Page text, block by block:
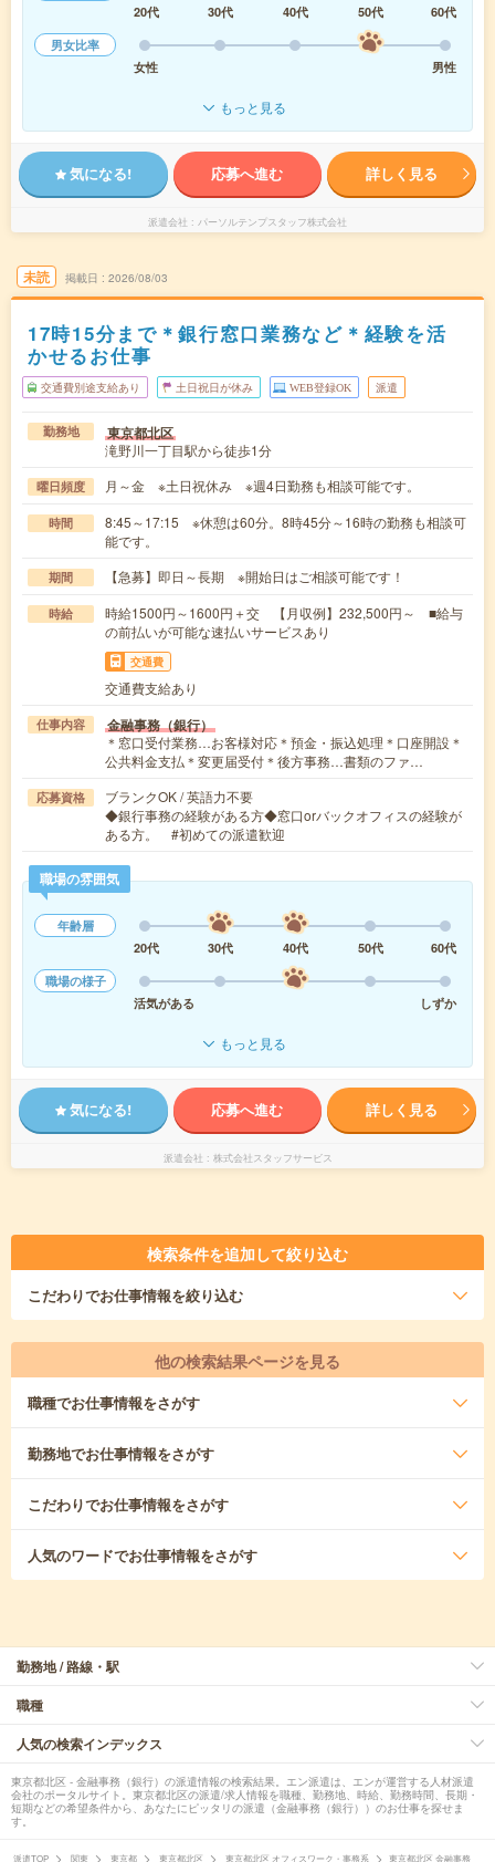
20代
30代 40代 50代
60代
男女比率
女性
男性
もっと見る
気になる! 応募へ進む 詳しく見る
派遣会社 パーソルテンプスタッフ株式会社
未読 掲載日 2026/08/03
17時15分まで＊銀行窓口業務など＊経験を活
かせるお仕事
交通費別途支給あり 土日祝日が休み WEB登録OK 派遣
勤務地 東京都北区
滝野川一丁目駅から徒歩1分
曜日頻度 月～金 ※土日祝休み ※週4日勤務も相談可能です。
時間
8:45～17:15 ※休憩は60分。8時45分～16時の勤務も相談可
能です。
期間 【急募】即日～長期 ※開始日はご相談可能です！
時給
時給1500円～1600円＋交 【月収例】232,500円～ ■給与
の前払いが可能な速払いサービスあり
交通費
交通費支給あり
仕事内容 金融事務（銀行）
＊窓口受付業務…お客様対応＊預金・振込処理＊口座開設＊
公共料金支払＊変更届受付＊後方事務…書類のファ…
応募資格
ブランクOK / 英語力不要
◆銀行事務の経験がある方◆窓口orバックオフィスの経験が
ある方。 #初めての派遣歓迎
職場の雰囲気
年齢層
20代
30代 40代 50代
60代
職場の様子
活気がある
しずか
もっと見る
気になる! 応募へ進む 詳しく見る
派遣会社 株式会社スタッフサービス
検索条件を追加して絞り込む
こだわりでお仕事情報を絞り込む
他の検索結果ページを見る
職種でお仕事情報をさがす
勤務地でお仕事情報をさがす
こだわりでお仕事情報をさがす
人気のワードでお仕事情報をさがす
勤務地 / 路線・駅
職種
人気の検索インデックス
東京都北区 - 金融事務（銀行）の派遣情報の検索結果。エン派遣は、エンが運営する人材派遣
会社のポータルサイト。東京都北区の派遣/求人情報を職種、勤務地、時給、勤務時間、長期・
短期などの希望条件から、あなたにピッタリの派遣（金融事務（銀行））のお仕事を探せま
す。
派遣TOP 関東 東京都 東京都北区 東京都北区 オフィスワーク・事務系 東京都北区 金融事務